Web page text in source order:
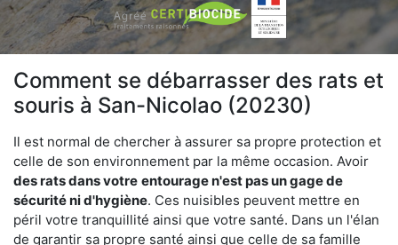
Comment se débarrasser des rats et
souris à San-Nicolao (20230)
Il est normal de chercher à assurer sa propre protection et
celle de son environnement par la même occasion. Avoir
des rats dans votre entourage n'est pas un gage de
sécurité ni d'hygiène. Ces nuisibles peuvent mettre en
péril votre tranquillité ainsi que votre santé. Dans un l'élan
de garantir sa propre santé ainsi que celle de sa famille